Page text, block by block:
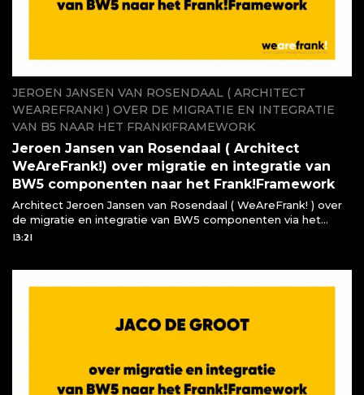
JEROEN JANSEN VAN ROSENDAAL ( ARCHITECT
WEAREFRANK! ) OVER DE MIGRATIE EN INTEGRATIE
VAN B5 NAAR HET FRANK!FRAMEWORK
Jeroen Jansen van Rosendaal ( Architect
WeAreFrank!) over migratie en integratie van
BW5 componenten naar het Frank!Framework
Architect Jeroen Jansen van Rosendaal ( WeAreFrank! ) over
de migratie en integratie van BW5 componenten via het
Frank!Framework
13:21